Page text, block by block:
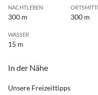
NACHTLEBEN
300 m 300 m
WASSER
15 m
In der Nähe
Unsere Freizeittipps